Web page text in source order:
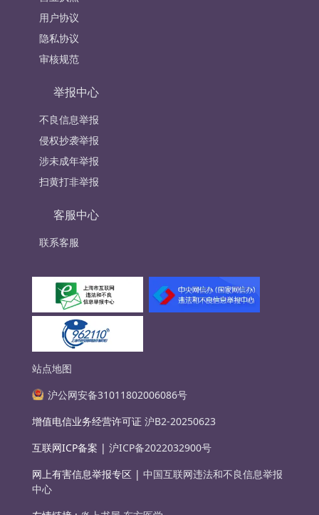
用户协议
隐私协议
审核规范
举报中心
不良信息举报
侵权抄袭举报
涉未成年举报
扫黄打非举报
客服中心
联系客服
站点地图
沪公网安备31011802006086号
增值电信业务经营许可证 沪B2-20250623
互联网ICP备案 | 沪ICP备2022032900号
网上有害信息举报专区 | 中国互联网违法和不良信息举报
中心